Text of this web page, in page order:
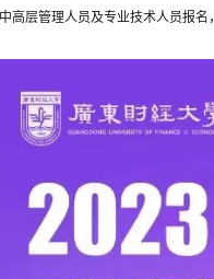
高层管理人员及专业技术人员报名，